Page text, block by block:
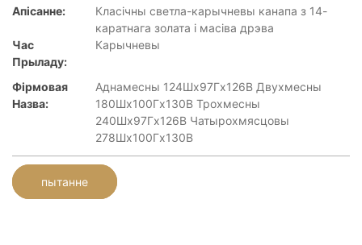
Апісанне:
Класічны светла-карычневы канапа з 14-
каратнага золата і масіва дрэва
Час
Прыладу:
Карычневы
Фірмовая
Назва:
Аднамесны 124Шx97Гx126В Двухмесны
180Шx100Гx130В Трохмесны
240Шx97Гx126В Чатырохмясцовы
278Шx100Гx130В
пытанне